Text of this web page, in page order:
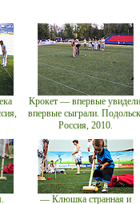
Крокет — впервые
впервые сыграли.
Россия, 2010.
— Клюшка странная и